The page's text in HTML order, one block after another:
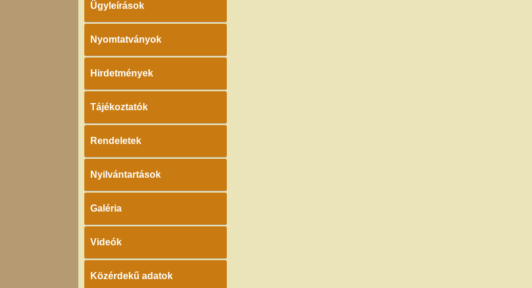
Ügyleírások
Nyomtatványok
Hirdetmények
Tájékoztatók
Rendeletek
Nyilvántartások
Galéria
Videók
Közérdekű adatok